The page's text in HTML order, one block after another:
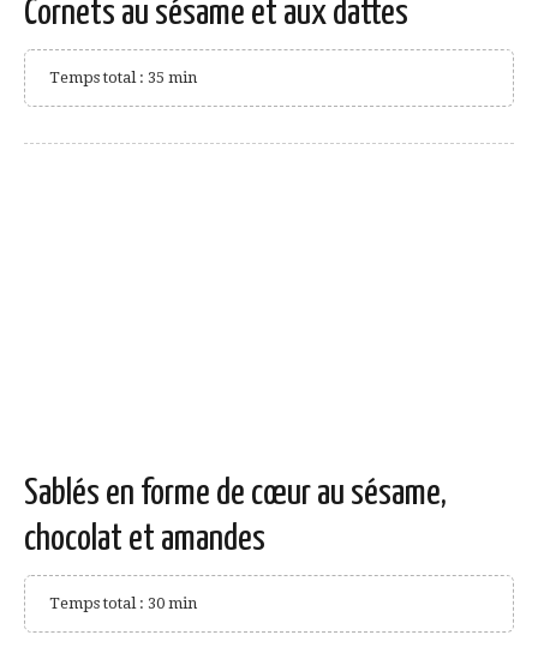
Cornets au sésame et aux dattes
Temps total : 35 min
Sablés en forme de cœur au sésame,
chocolat et amandes
Temps total : 30 min